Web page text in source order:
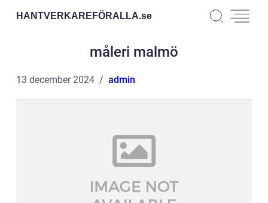
HANTVERKAREFÖRALLA.se
måleri malmö
13 december 2024 admin